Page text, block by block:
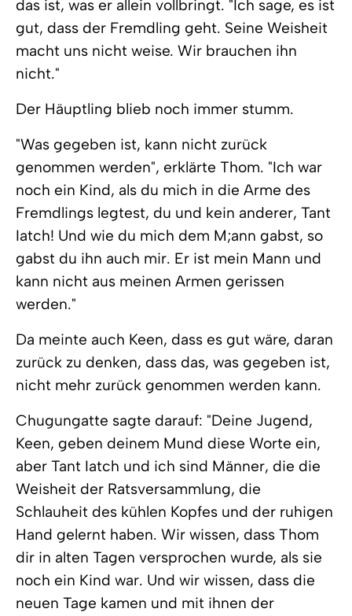
das ist, was er allein vollbringt. "Ich sage, es ist
gut, dass der Fremdling geht. Seine Weisheit
macht uns nicht weise. Wir brauchen ihn
nicht."
Der Häuptling blieb noch immer stumm.
"Was gegeben ist, kann nicht zurück
genommen werden", erklärte Thom. "Ich war
noch ein Kind, als du mich in die Arme des
Fremdlings legtest, du und kein anderer, Tant
Iatch! Und wie du mich dem M;ann gabst, so
gabst du ihn auch mir. Er ist mein Mann und
kann nicht aus meinen Armen gerissen
werden."
Da meinte auch Keen, dass es gut wäre, daran
zurück zu denken, dass das, was gegeben ist,
nicht mehr zurück genommen werden kann.
Chugungatte sagte darauf: "Deine Jugend,
Keen, geben deinem Mund diese Worte ein,
aber Tant Iatch und ich sind Männer, die die
Weisheit der Ratsversammlung, die
Schlauheit des kühlen Kopfes und der ruhigen
Hand gelernt haben. Wir wissen, dass Thom
dir in alten Tagen versprochen wurde, als sie
noch ein Kind war. Und wir wissen, dass die
neuen Tage kamen und mit ihnen der